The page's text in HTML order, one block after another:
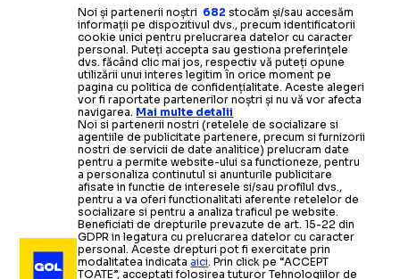
Noi și partenerii noștri 682 stocăm și/sau accesăm
informații pe dispozitivul dvs., precum identificatorii
cookie unici pentru prelucrarea datelor cu caracter
personal. Puteți accepta sau gestiona preferințele
dvs. făcând clic mai jos, respectiv vă puteți opune
utilizării unui interes legitim în orice moment pe
pagina cu politica de confidențialitate. Aceste alegeri
vor fi raportate partenerilor noștri și nu vă vor afecta
navigarea. Mai multe detalii
Noi si partenerii nostri (retelele de socializare si
agentiile de publicitate partenere, precum si furnizorii
nostri de servicii de date analitice) prelucram date
pentru a permite website-ului sa functioneze, pentru
a personaliza continutul si anunturile publicitare
afisate in functie de interesele si/sau profilul dvs.,
pentru a va oferi functionalitati aferente retelelor de
socializare si pentru a analiza traficul pe website.
Beneficiati de drepturile prevazute de art. 15-22 din
GDPR in legatura cu prelucrarea datelor cu caracter
personal. Aceste drepturi pot fi exercitate prin
modalitatea indicataaici. Prin click pe “ACCEPT
TOATE”, acceptati folosirea tuturor Tehnologiilor de